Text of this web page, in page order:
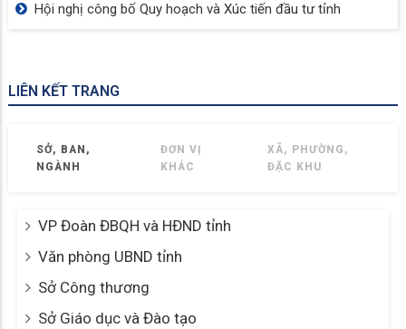
Hội nghị công bố Quy hoạch và Xúc tiến đầu tư tỉnh
LIÊN KẾT TRANG
SỞ, BAN,
NGÀNH
ĐƠN VỊ
KHÁC
XÃ, PHƯỜNG,
ĐẶC KHU
VP Đoàn ĐBQH và HĐND tỉnh
Văn phòng UBND tỉnh
Sở Công thương
Sở Giáo dục và Đào tạo